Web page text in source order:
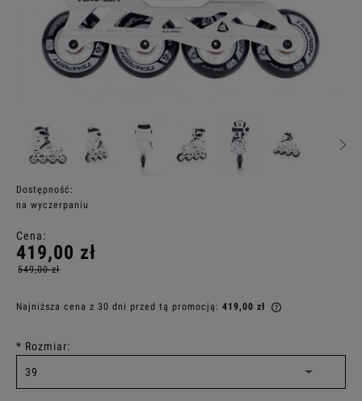
Dostępność:
na wyczerpaniu
Cena:
419,00 zł
549,00 zł
Najniższa cena z 30 dni przed tą promocją: 419,00 zł
momentu,
sprzedaży.
* Rozmiar: